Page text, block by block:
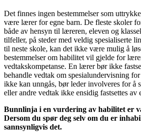
Det finnes ingen bestemmelser som
være lærer for egne barn. De fleste skoler
både av hensyn til læreren, eleven og
tilfeller, på steder med veldig spesialiserte
til neste skole, kan det ikke være mulig å
bestemmelser om habilitet vil gjelde for
vedtakskompetanse. En lærer bør ikke
behandle vedtak om spesialundervisning
ikke kan unngås, bør leder involveres for å
eller andre vedtak ikke ensidig fastsettes av
Bunnlinja i en vurdering av habilitet er
Dersom du spør deg selv om du er
sannsynligvis det.